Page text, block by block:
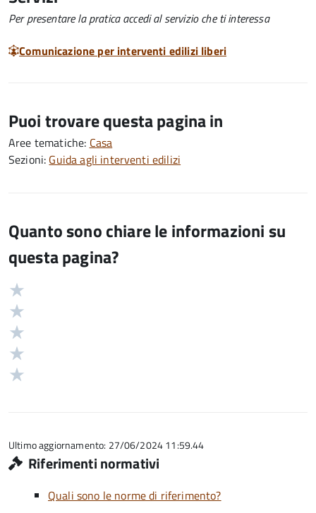
Per presentare la pratica accedi al servizio che ti interessa
Comunicazione per interventi edilizi liberi
Puoi trovare questa pagina in
Aree tematiche: Casa
Sezioni: Guida agli interventi edilizi
Quanto sono chiare le informazioni su
questa pagina?
Valutazione
5
Ultimo aggiornamento: 27/06/2024 11:59.44
Riferimenti normativi
Quali sono le norme di riferimento?